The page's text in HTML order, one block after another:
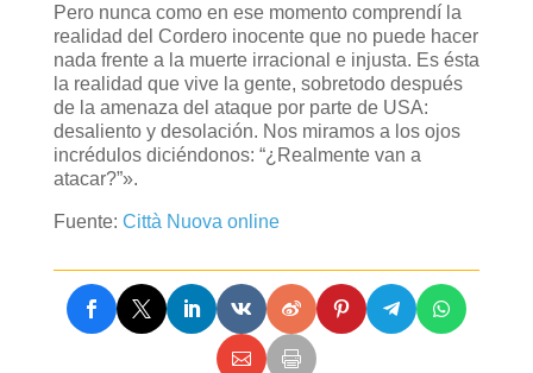
Pero nunca como en ese momento comprendí la
realidad del Cordero inocente que no puede hacer
nada frente a la muerte irracional e injusta. Es ésta
la realidad que vive la gente, sobretodo después
de la amenaza del ataque por parte de USA:
desaliento y desolación. Nos miramos a los ojos
incrédulos diciéndonos: “¿Realmente van a
atacar?”».
Fuente: Città Nuova online